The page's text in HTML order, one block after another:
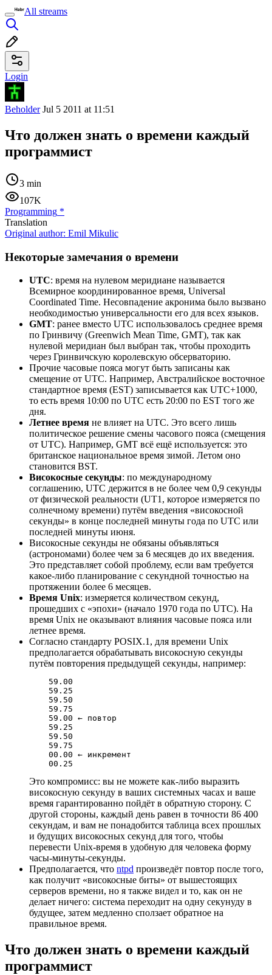
All streams
Login
BeholderJul 5 2011 at 11:51
Что должен знать о времени каждый
программист
3 min
107K
Programming *
Translation
Original author: Emil Mikulic
Некоторые замечания о времени
UTC: время на нулевом меридиане называется
Всемирное координированное время, Universal
Coordinated Time. Несовпадение акронима было вызвано
необходимостью универсальности его для всех языков.
GMT: ранее вместо UTC использовалось среднее время
по Гринвичу (Greenwich Mean Time, GMT), так как
нулевой меридиан был выбран так, чтобы проходить
через Гринвичскую королевскую обсерваторию.
Прочие часовые пояса могут быть записаны как
смещение от UTC. Например, Австралийское восточное
стандартное время (EST) записывается как UTC+1000,
то есть время 10:00 по UTC есть 20:00 по EST того же
дня.
Летнее время не влияет на UTC. Это всего лишь
политическое решение смены часового пояса (смещения
от UTC). Например, GMT всё ещё используется: это
британское национальное время зимой. Летом оно
становится BST.
Високосные секунды: по международному
соглашению, UTC держится в не более чем 0,9 секунды
от физической реальности (UT1, которое измеряется по
солнечному времени) путём введения «високосной
секунды» в конце последней минуты года по UTC или
последней минуты июня.
Високосные секунды не обязаны объявляться
(астрономами) более чем за 6 месяцев до их введения.
Это представляет собой проблему, если вам требуется
какое-либо планирование с секундной точностью на
протяжении более 6 месяцев.
Время Unix: измеряется количеством секунд,
прошедших с «эпохи» (начало 1970 года по UTC). На
время Unix не оказывают влияния часовые пояса или
летнее время.
Согласно стандарту POSIX.1, для времени Unix
предполагается обрабатывать високосную секунды
путём повторения предыдущей секунды, например:
    59.00
    59.25
    59.50
    59.75
    59.00 ← повтор
    59.25
    59.50
    59.75
    00.00 ← инкремент
    00.25
Это компромисс: вы не можете как-либо выразить
високосную секунду в ваших системных часах и ваше
время гарантированно пойдёт в обратную сторону. С
другой стороны, каждый день равен в точности 86 400
секундам, и вам не понадобится таблица всех прошлых
и будущих високосных секунд для того, чтобы
перевести Unix-время в удобную для человека форму
часы-минуты-секунды.
Предполагается, что ntpd произведёт повтор после того,
как получит «високосные биты» от вышестоящих
серверов времени, но я также видел и то, как он не
делает ничего: система переходит на одну секунуду в
будущее, затем медленно сползает обратное на
правильное время.
Что должен знать о времени каждый
программист